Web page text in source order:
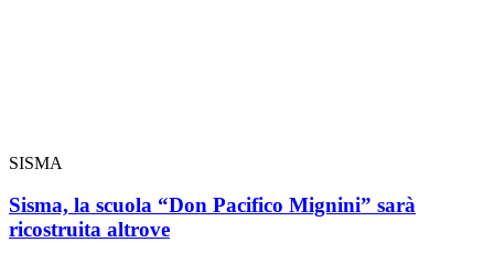
SISMA
Sisma, la scuola “Don Pacifico Mignini” sarà
ricostruita altrove